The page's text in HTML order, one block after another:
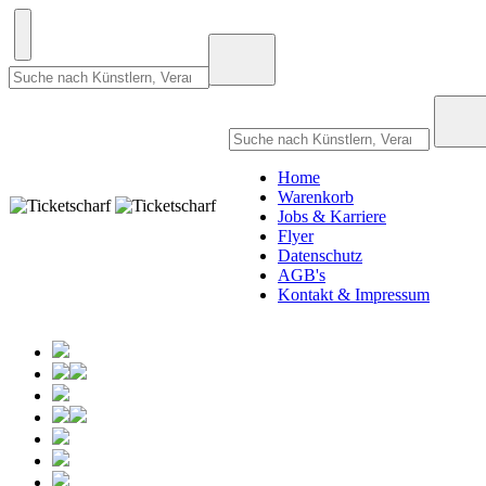
Home
Warenkorb
Jobs & Karriere
Flyer
Datenschutz
AGB's
Kontakt & Impressum